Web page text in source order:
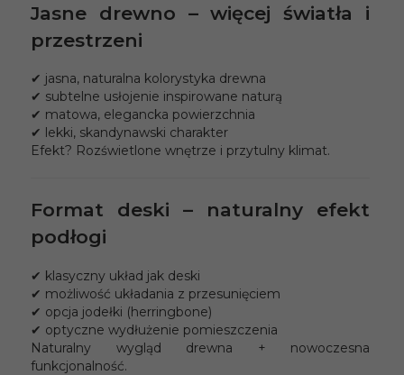
Jasne drewno – więcej światła i
przestrzeni
✔ jasna, naturalna kolorystyka drewna
✔ subtelne usłojenie inspirowane naturą
✔ matowa, elegancka powierzchnia
✔ lekki, skandynawski charakter
Efekt? Rozświetlone wnętrze i przytulny klimat.
Format deski – naturalny efekt
podłogi
✔ klasyczny układ jak deski
✔ możliwość układania z przesunięciem
✔ opcja jodełki (herringbone)
✔ optyczne wydłużenie pomieszczenia
Naturalny wygląd drewna + nowoczesna
funkcjonalność.